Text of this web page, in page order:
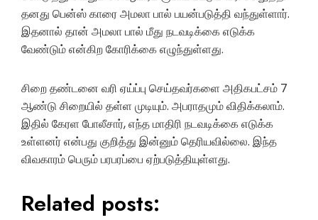
தனது பென்ஸ் காரை அமலா பால் பயன்படுத்தி வந்துள்ளார்.
இதனால் தான் அமலா பால் மீது நடவடிக்கை எடுக்க
வேண்டும் என்கிற கோரிக்கை எழுந்துள்ளது.
சிறை தண்டனை வரி ஏய்ப்பு செய்தவர்களை அதிகபட்சம் 7
ஆண்டு சிறையில் தள்ள முடியும். அபராதமும் விதிக்கலாம்.
இதில் கேரள போலீசார், எந்த மாதிரி நடவடிக்கை எடுக்க
உள்ளனர் என்பது குறித்து இன்னும் தெரியவில்லை. இந்த
விவகாரம் பெரும் பரபரப்பை ஏற்படுத்தியுள்ளது.
Related posts: